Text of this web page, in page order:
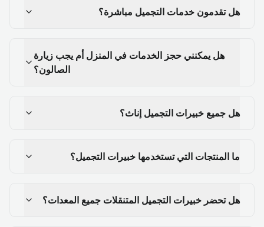
هل تقدمون خدمات التجميل مباشرة؟
هل يمكنني حجز الخدمات في المنزل أم يجب زيارة
الصالون؟
هل جميع خبيرات التجميل إناث؟
ما المنتجات التي تستخدمها خبيرات التجميل؟
هل تحضر خبيرات التجميل المتنقلات جميع المعدات؟